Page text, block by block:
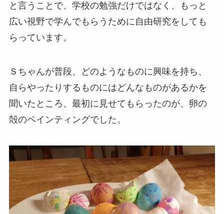
と言うことで、学校の勉強だけではなく、もっと
広い視野で学んでもらうために自由研究をしても
らっています。
Ｓちゃんが普段、どのようなものに興味を持ち、
自らやったりするものにはどんなものがあるかを
聞いたところ、最初に見せてもらったのが、卵の
殻のペインティングでした。